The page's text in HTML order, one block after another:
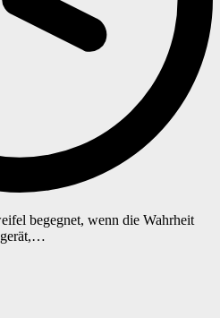
begegnet, wenn die Wahrheit
gerät,…